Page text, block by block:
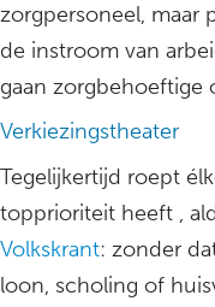
zorgpersoneel, maar
de instroom van
gaan zorgbehoeftige
Verkiezingstheater
Tegelijkertijd roept
topprioriteit heeft ,
Volkskrant: zonder
loon, scholing of